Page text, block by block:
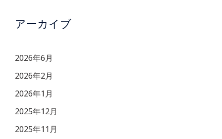
アーカイブ
2026年6月
2026年2月
2026年1月
2025年12月
2025年11月